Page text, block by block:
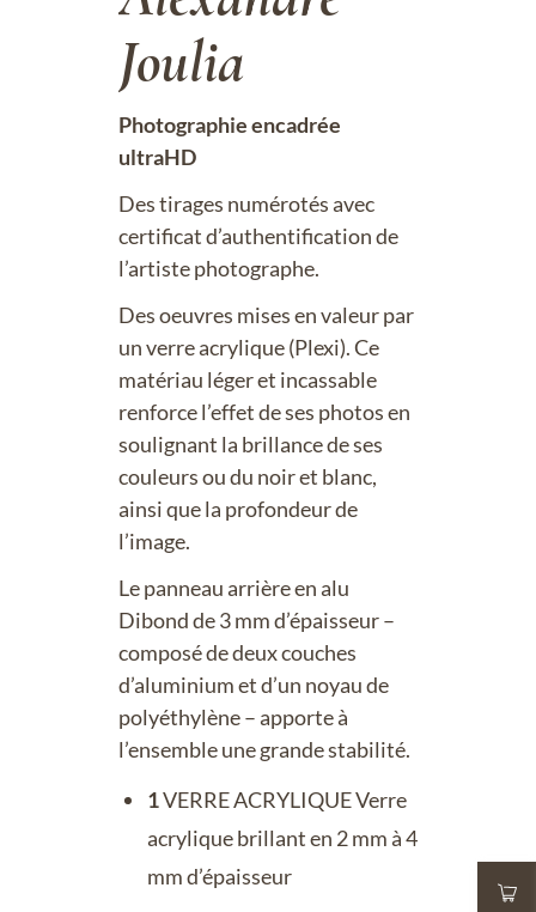
Joulia
Photographie encadrée
ultraHD
Des tirages numérotés avec
certificat d’authentification de
l’artiste photographe.
Des oeuvres mises en valeur par
un verre acrylique (Plexi). Ce
matériau léger et incassable
renforce l’effet de ses photos en
soulignant la brillance de ses
couleurs ou du noir et blanc,
ainsi que la profondeur de
l’image.
Le panneau arrière en alu
Dibond de 3 mm d’épaisseur –
composé de deux couches
d’aluminium et d’un noyau de
polyéthylène – apporte à
l’ensemble une grande stabilité.
1VERRE ACRYLIQUE Verre
acrylique brillant en 2 mm à 4
mm d’épaisseur